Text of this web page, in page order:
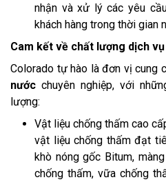
nhận và xử lý các yêu
khách hàng trong thời gian
Cam kết về chất lượng dịch
Colorado tự hào là đơn vị cung
nước chuyên nghiệp, với
lượng:
Vật liệu chống thấm cao
vật liệu chống thấm đạt
khò nóng gốc Bitum,
chống thấm, vữa chống